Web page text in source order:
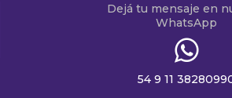
Dejá tu mensaje en
WhatsApp
54 9 11